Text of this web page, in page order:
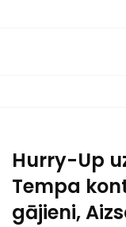
Hurry-Up
Tempa
gājieni,